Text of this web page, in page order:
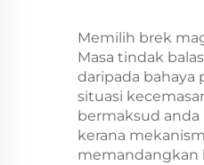
Memilih brek
Masa tindak
daripada bahaya
situasi
bermaksud
kerana
memandangkan